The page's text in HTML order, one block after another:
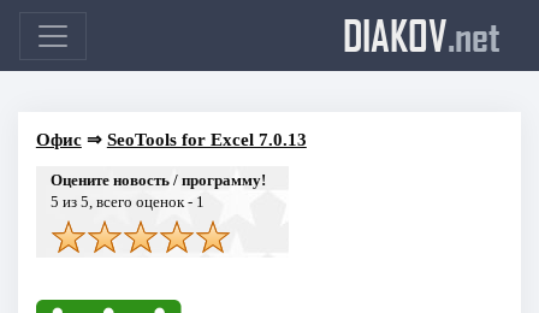
DIAKOV.net
Офис⇒ SeoTools for Excel 7.0.13
Оцените новость / программу!
5 из 5, всего оценок - 1